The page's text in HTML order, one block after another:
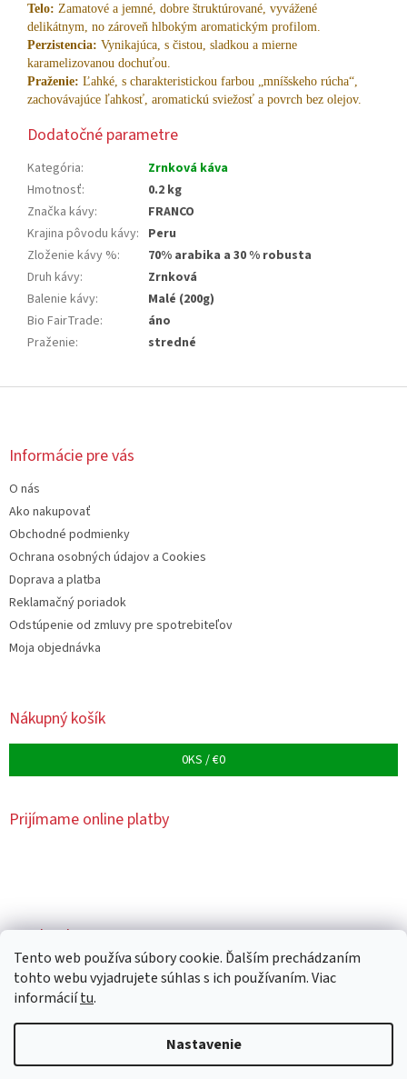
Tento web používa súbory cookie. Ďalším prechádzaním
tohto webu vyjadrujete súhlas s ich používaním. Viac
informáciítu.
Nastavenie
Telo: Zamatové a jemné, dobre štruktúrované, vyvážené
delikátnym, no zároveň hlbokým aromatickým profilom.
Perzistencia: Vynikajúca, s čistou, sladkou a mierne
karamelizovanou dochuťou.
Praženie: Ľahké, s charakteristickou farbou „mníšskeho rúcha“,
zachovávajúce ľahkosť, aromatickú sviežosť a povrch bez olejov.
Dodatočné parametre
Kategória:
Zrnková káva
Hmotnosť:
0.2 kg
Značka kávy:
FRANCO
Krajina pôvodu kávy: Peru
Zloženie kávy %:
70% arabika a 30 % robusta
Druh kávy:
Zrnková
Balenie kávy:
Malé (200g)
Bio FairTrade:
áno
Praženie: stredné
Z
Informácie pre vás
O nás
Ako nakupovať
Obchodné podmienky
Ochrana osobných údajov a Cookies
Doprava a platba
Reklamačný poriadok
Odstúpenie od zmluvy pre spotrebiteľov
Moja objednávka
Nákupný košík
0KS /€0
Prijímame online platby
Facebook